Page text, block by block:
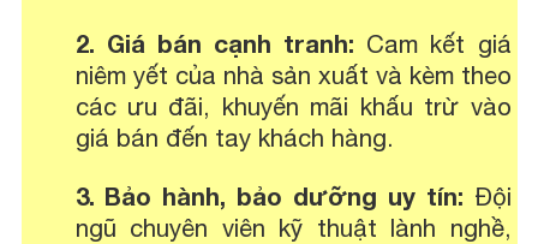
2. Giá bán cạnh tranh: Cam kết giá
niêm yết của nhà sản xuất và kèm theo
các ưu đãi, khuyến mãi khấu trừ vào
giá bán đến tay khách hàng.
3. Bảo hành, bảo dưỡng uy tín: Đội
ngũ chuyên viên kỹ thuật lành nghề,